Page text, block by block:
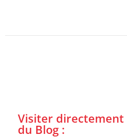
Visiter
du Blog :